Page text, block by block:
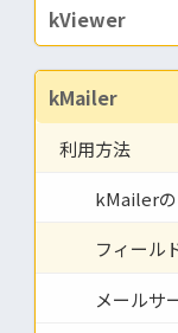
kViewer
kMailer
利用方法
kMailer
フィール
メールサ